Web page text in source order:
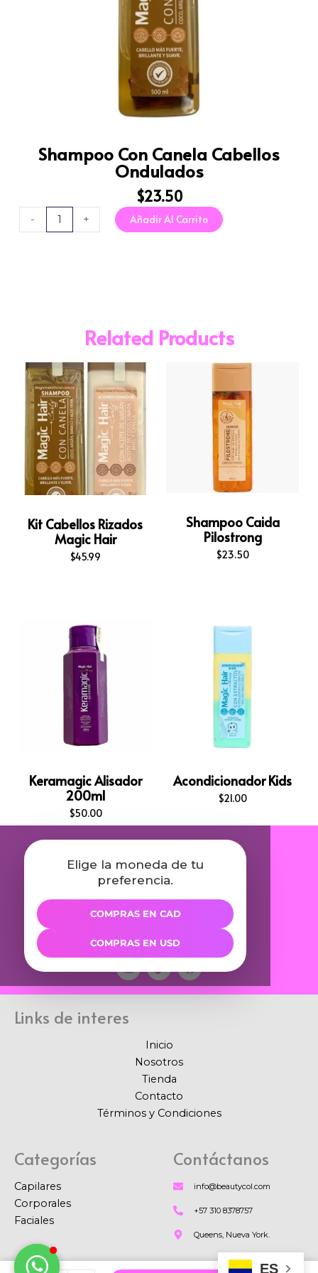
Shampoo Con Canela Cabellos
Ondulados
$23.50
-
Shampoo
Con
+ Añadir Al Carrito
Related Products
Kit Cabellos Rizados
Magic Hair
$45.99
Shampoo Caida
Pilostrong
$23.50
Keramagic Alisador
200ml
$50.00
Acondicionador Kids
$21.00
Elige la moneda de tu
preferencia.
COMPRAS EN CAD
COMPRAS EN USD
I
n
s
t
g
m
T
i
k
t
F
a
c
e
Links de interes
Inicio
Nosotros
Tienda
Contacto
Términos y Condiciones
Categorías
Capilares
Corporales
Faciales
Contáctanos
info@beautycol.com
+57 310 8378757
Queens, Nueva York.
ES
Shampoo